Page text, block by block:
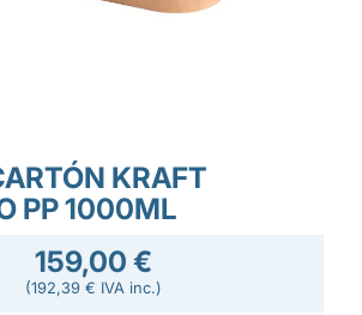
KRAFT
PP 1000ML
159,00 €
(192,39 € IVA inc.)